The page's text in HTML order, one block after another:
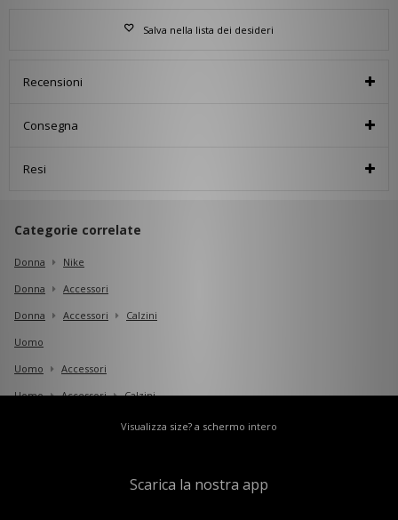
Salva nella lista dei desideri
Recensioni
Consegna
Resi
Categorie correlate
Donna
Nike
Donna
Accessori
Donna
Accessori
Calzini
Uomo
Uomo
Accessori
Uomo
Accessori Calzini
Visualizza size? a schermo intero
Scarica la nostra app